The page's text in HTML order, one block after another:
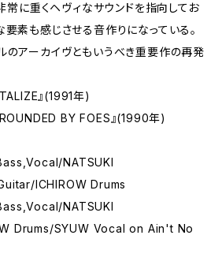
常に重くヘヴィなサウンドを指向してお
要素も感じさせる音作りになっている。
のアーカイヴともいうべき重要作の再発
』(1991年)
BY FOES』(1990年)
NATSUKI
ICHIROW Drums
NATSUKI
Drums/SYUW Vocal on Ain't No